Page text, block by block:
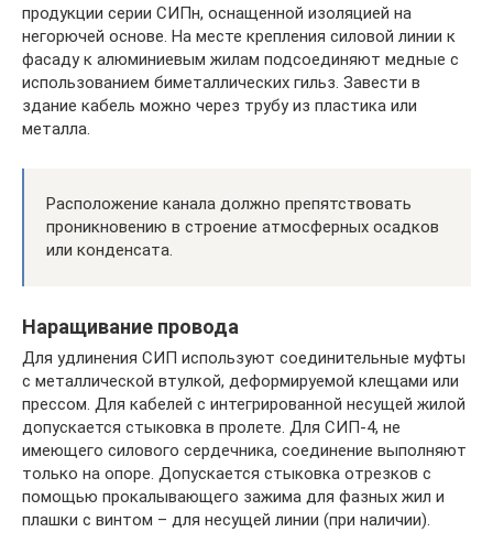
продукции серии СИПн, оснащенной изоляцией на
негорючей основе. На месте крепления силовой линии к
фасаду к алюминиевым жилам подсоединяют медные с
использованием биметаллических гильз. Завести в
здание кабель можно через трубу из пластика или
металла.
Расположение канала должно препятствовать
проникновению в строение атмосферных осадков
или конденсата.
Наращивание провода
Для удлинения СИП используют соединительные муфты
с металлической втулкой, деформируемой клещами или
прессом. Для кабелей с интегрированной несущей жилой
допускается стыковка в пролете. Для СИП-4, не
имеющего силового сердечника, соединение выполняют
только на опоре. Допускается стыковка отрезков с
помощью прокалывающего зажима для фазных жил и
плашки с винтом – для несущей линии (при наличии).